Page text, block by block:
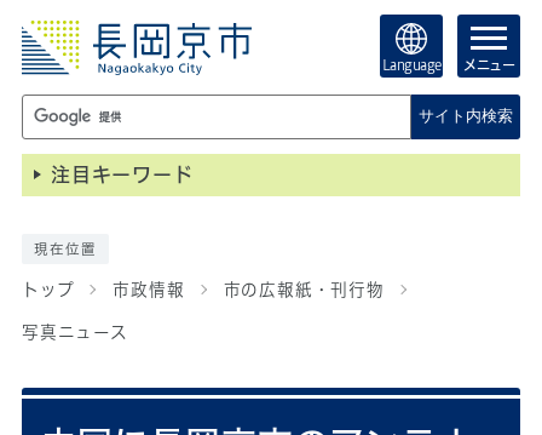
Language メニュー
サイト内検索
注目キーワード
現在位置
トップ 市政情報 市の広報紙・刊行物
写真ニュース